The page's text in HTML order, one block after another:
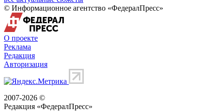
© Информационное агентство «ФедералПресс»
О проекте
Реклама
Редакция
Авторизация
2007-2026 ©
Редакция «ФедералПресс»